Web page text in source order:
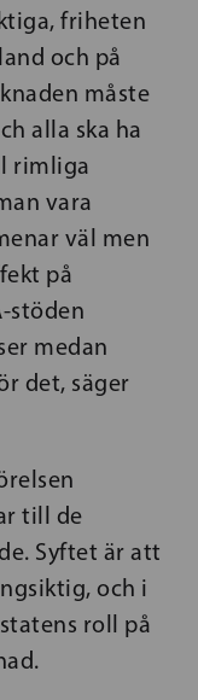
friheten
och på
måste
alla ska ha
rimliga
vara
väl men
på
stöden
medan
det, säger
till de
Syftet är att
och i
roll på